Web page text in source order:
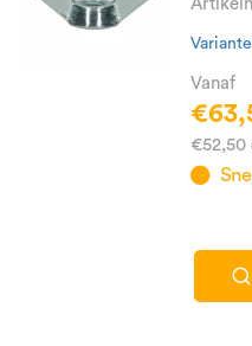
Vanaf
€52,50